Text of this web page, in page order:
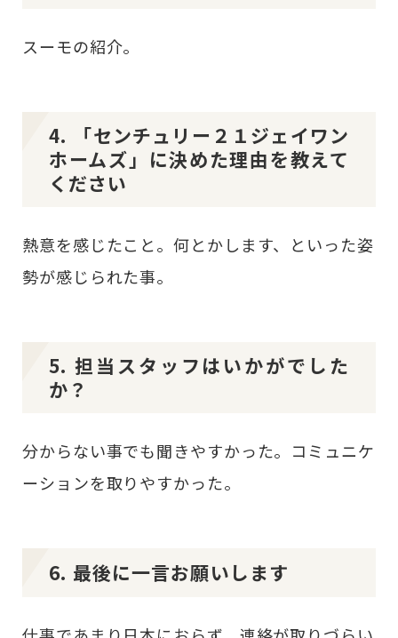
スーモの紹介。
4. 「センチュリー２１ジェイワン
ホームズ」に決めた理由を教えて
ください
熱意を感じたこと。何とかします、といった姿
勢が感じられた事。
5. 担当スタッフはいかがでした
か？
分からない事でも聞きやすかった。コミュニケ
ーションを取りやすかった。
6. 最後に一言お願いします